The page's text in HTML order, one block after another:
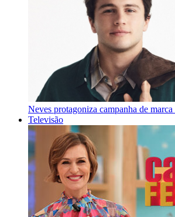
Neves protagoniza campanha de
Televisão